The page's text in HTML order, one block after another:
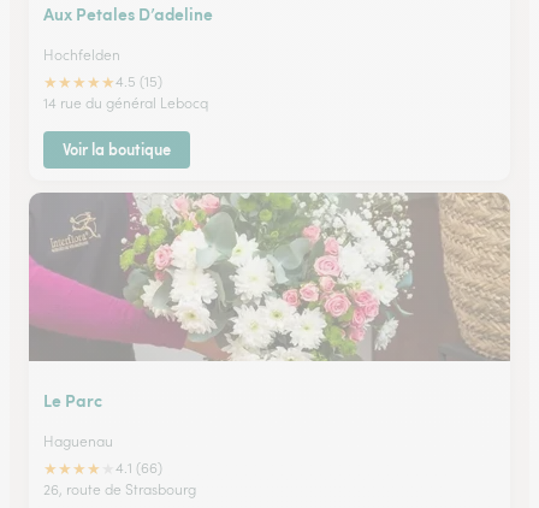
Aux Petales D’adeline
Hochfelden
★★★★★4.5 (15)
14 rue du général Lebocq
Voir la boutique
Le Parc
Haguenau
★★★★
4.1 (66)
26, route de Strasbourg